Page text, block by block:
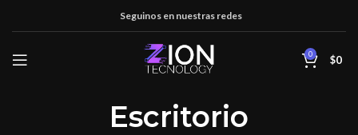
Seguinos en nuestras redes
0 $0
Escritorio